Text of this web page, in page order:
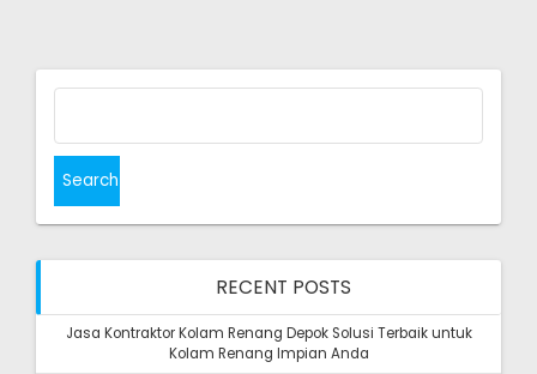
Search
RECENT POSTS
Jasa Kontraktor Kolam Renang Depok Solusi Terbaik untuk
Kolam Renang Impian Anda